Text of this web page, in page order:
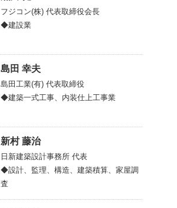
フジコン(株) 代表取締役会長
◆建設業
島田 幸夫
島田工業(有) 代表取締役
◆建築一式工事、内装仕上工事業
新村 藤治
日新建築設計事務所 代表
◆設計、監理、構造、建築積算、家屋調
査